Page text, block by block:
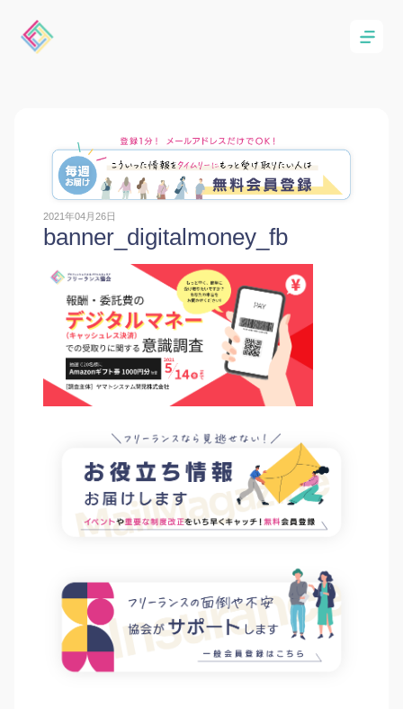
2021年04月26日
banner_digitalmoney_fb